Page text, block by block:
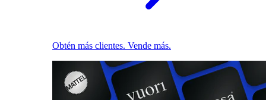
Obtén más clientes. Vende más.